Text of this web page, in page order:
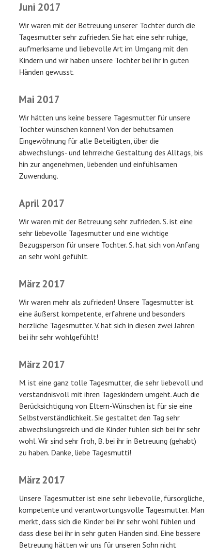
Juni 2017
Wir waren mit der Betreuung unserer Tochter durch die
Tagesmutter sehr zufrieden. Sie hat eine sehr ruhige,
aufmerksame und liebevolle Art im Umgang mit den
Kindern und wir haben unsere Tochter bei ihr in guten
Händen gewusst.
Mai 2017
Wir hätten uns keine bessere Tagesmutter für unsere
Tochter wünschen können! Von der behutsamen
Eingewöhnung für alle Beteiligten, über die
abwechslungs- und lehrreiche Gestaltung des Alltags, bis
hin zur angenehmen, liebenden und einfühlsamen
Zuwendung.
April 2017
Wir waren mit der Betreuung sehr zufrieden. S. ist eine
sehr liebevolle Tagesmutter und eine wichtige
Bezugsperson für unsere Tochter. S. hat sich von Anfang
an sehr wohl gefühlt.
März 2017
Wir waren mehr als zufrieden! Unsere Tagesmutter ist
eine äußerst kompetente, erfahrene und besonders
herzliche Tagesmutter. V. hat sich in diesen zwei Jahren
bei ihr sehr wohlgefühlt!
März 2017
M. ist eine ganz tolle Tagesmutter, die sehr liebevoll und
verständnisvoll mit ihren Tageskindern umgeht. Auch die
Berücksichtigung von Eltern-Wünschen ist für sie eine
Selbstverständlichkeit. Sie gestaltet den Tag sehr
abwechslungsreich und die Kinder fühlen sich bei ihr sehr
wohl. Wir sind sehr froh, B. bei ihr in Betreuung (gehabt)
zu haben. Danke, liebe Tagesmutti!
März 2017
Unsere Tagesmutter ist eine sehr liebevolle, fürsorgliche,
kompetente und verantwortungsvolle Tagesmutter. Man
merkt, dass sich die Kinder bei ihr sehr wohl fühlen und
dass diese bei ihr in sehr guten Händen sind. Eine bessere
Betreuung hätten wir uns für unseren Sohn nicht